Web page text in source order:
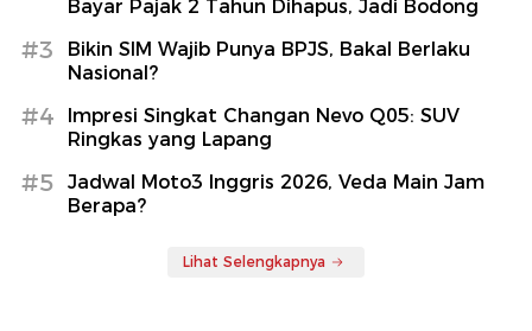
Bayar Pajak 2 Tahun Dihapus, Jadi Bodong
#3
Bikin SIM Wajib Punya BPJS, Bakal Berlaku
Nasional?
#4
Impresi Singkat Changan Nevo Q05: SUV
Ringkas yang Lapang
#5
Jadwal Moto3 Inggris 2026, Veda Main Jam
Berapa?
Lihat Selengkapnya